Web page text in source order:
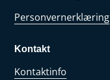
Personvernerklæring
Kontakt
Kontaktinfo